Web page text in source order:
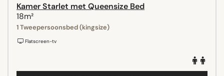
Kamer Starlet met Queensize Bed
18m²
1 Tweepersoonsbed (kingsize)
Flatscreen-tv